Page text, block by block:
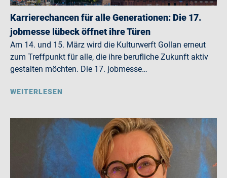
Karrierechancen für alle Generationen: Die 17.
jobmesse lübeck öffnet ihre Türen
Am 14. und 15. März wird die Kulturwerft Gollan erneut
zum Treffpunkt für alle, die ihre berufliche Zukunft aktiv
gestalten möchten. Die 17. jobmesse…
WEITERLESEN